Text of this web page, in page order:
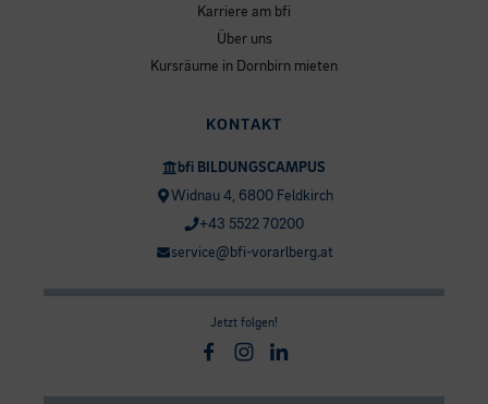
Karriere am bfi
Über uns
Kursräume in Dornbirn mieten
KONTAKT
bfi BILDUNGSCAMPUS
Widnau 4, 6800 Feldkirch
+43 5522 70200
service@bfi-vorarlberg.at
Jetzt folgen!
Facebook
Instagram
Linkedin